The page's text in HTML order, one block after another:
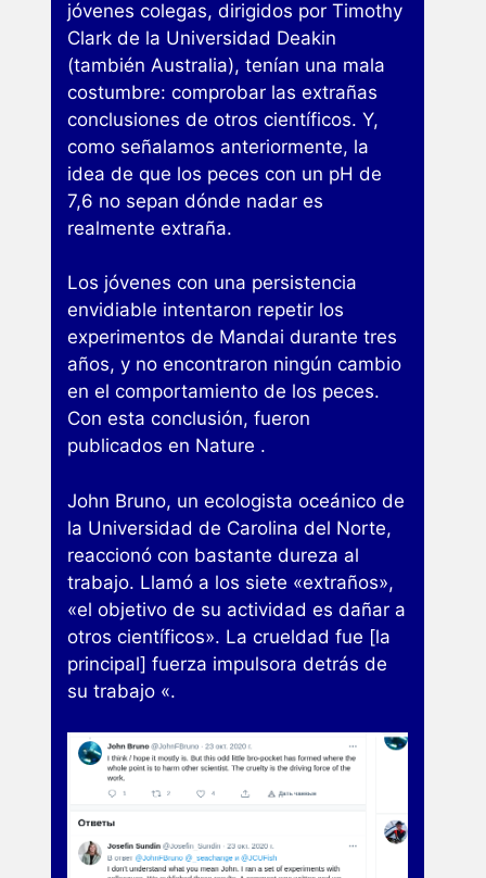
jóvenes colegas, dirigidos por Timothy
Clark de la Universidad Deakin
(también Australia), tenían una mala
costumbre: comprobar las extrañas
conclusiones de otros científicos. Y,
como señalamos anteriormente, la
idea de que los peces con un pH de
7,6 no sepan dónde nadar es
realmente extraña.
Los jóvenes con una persistencia
envidiable intentaron repetir los
experimentos de Mandai durante tres
años, y no encontraron ningún cambio
en el comportamiento de los peces.
Con esta conclusión, fueron
publicados en Nature .
John Bruno, un ecologista oceánico de
la Universidad de Carolina del Norte,
reaccionó con bastante dureza al
trabajo. Llamó a los siete «extraños»,
«el objetivo de su actividad es dañar a
otros científicos». La crueldad fue [la
principal] fuerza impulsora detrás de
su trabajo «.